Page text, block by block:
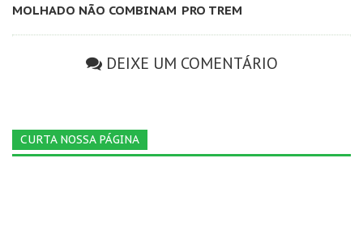
MOLHADO NÃO COMBINAM PRO TREM
DEIXE UM COMENTÁRIO
CURTA NOSSA PÁGINA